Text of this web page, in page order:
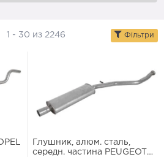
1 - 30 из 2246 Фільтри
Глушник, алюм. сталь,
середн. частина PEUGEOT